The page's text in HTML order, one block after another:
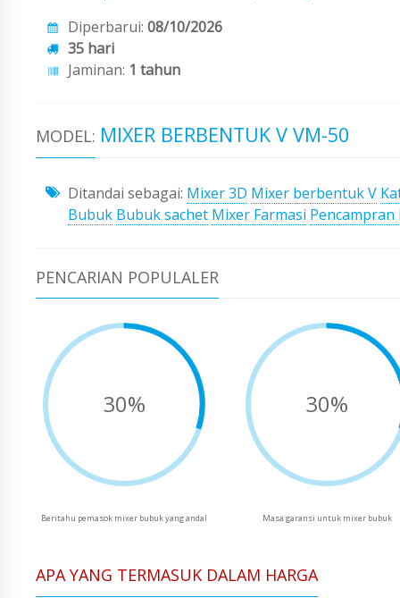
Diperbarui: 08/10/2026
35 hari
Jaminan: 1 tahun
MODEL: MIXER BERBENTUK V VM-50
Ditandai sebagai: Mixer 3D Mixer berbentuk V
Bubuk Bubuk sachet Mixer Farmasi
PENCARIAN POPULALER
30%
Beritahu pemasok mixer bubuk yang andal
30%
Masa garansi untuk mixer bubuk
APA YANG TERMASUK DALAM HARGA